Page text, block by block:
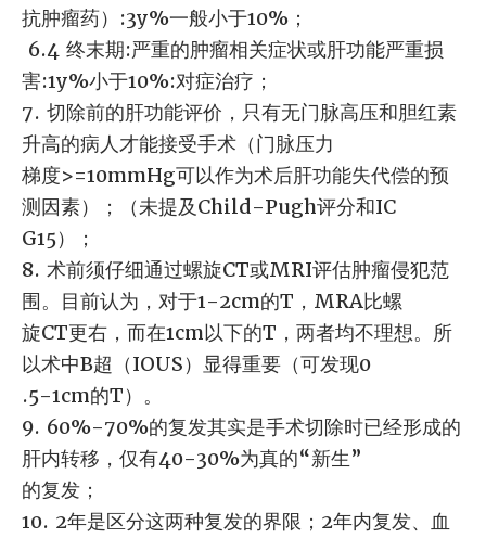
抗肿瘤药）:3y%一般小于10%；
6.4 终末期:严重的肿瘤相关症状或肝功能严重损
害:1y%小于10%:对症治疗；
7. 切除前的肝功能评价，只有无门脉高压和胆红素
升高的病人才能接受手术（门脉压力
梯度>=10mmHg可以作为术后肝功能失代偿的预
测因素）；（未提及Child-Pugh评分和IC
G15）；
8. 术前须仔细通过螺旋CT或MRI评估肿瘤侵犯范
围。目前认为，对于1-2cm的T，MRA比螺
旋CT更右，而在1cm以下的T，两者均不理想。所
以术中B超（IOUS）显得重要（可发现0
.5-1cm的T）。
9. 60%-70%的复发其实是手术切除时已经形成的
肝内转移，仅有40-30%为真的“新生”
的复发；
10. 2年是区分这两种复发的界限；2年内复发、血